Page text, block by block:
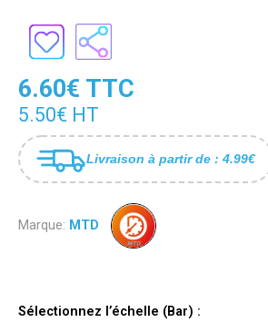
6.60€ TTC
5.50€ HT
Livraison à partir de : 4.99€
Marque: MTD
Sélectionnez l’échelle (Bar) :